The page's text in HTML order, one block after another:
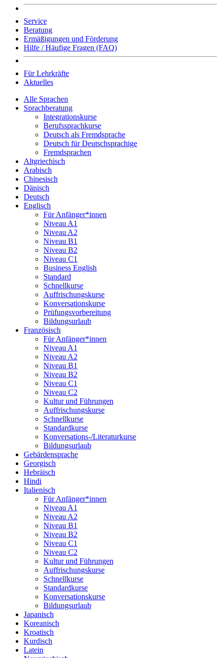
Service
Beratung
Ermäßigungen und Förderung
Hilfe / Häufige Fragen (FAQ)
Für Lehrkräfte
Aktuelles
Alle Sprachen
Sprachberatung
Integrationskurse
Berufssprachkurse
Deutsch als Fremdsprache
Deutsch für Deutschsprachige
Fremdsprachen
Altgriechisch
Arabisch
Chinesisch
Dänisch
Deutsch
Englisch
Für Anfänger*innen
Niveau A1
Niveau A2
Niveau B1
Niveau B2
Niveau C1
Business English
Standard
Schnellkurse
Auffrischungskurse
Konversationskurse
Prüfungsvorbereitung
Bildungsurlaub
Französisch
Für Anfänger*innen
Niveau A1
Niveau A2
Niveau B1
Niveau B2
Niveau C1
Niveau C2
Kultur und Führungen
Auffrischungskurse
Schnellkurse
Standardkurse
Konversations-/Literaturkurse
Bildungsurlaub
Gebärdensprache
Georgisch
Hebräisch
Hindi
Italienisch
Für Anfänger*innen
Niveau A1
Niveau A2
Niveau B1
Niveau B2
Niveau C1
Niveau C2
Kultur und Führungen
Auffrischungskurse
Schnellkurse
Standardkurse
Konversationskurse
Bildungsurlaub
Japanisch
Koreanisch
Kroatisch
Kurdisch
Latein